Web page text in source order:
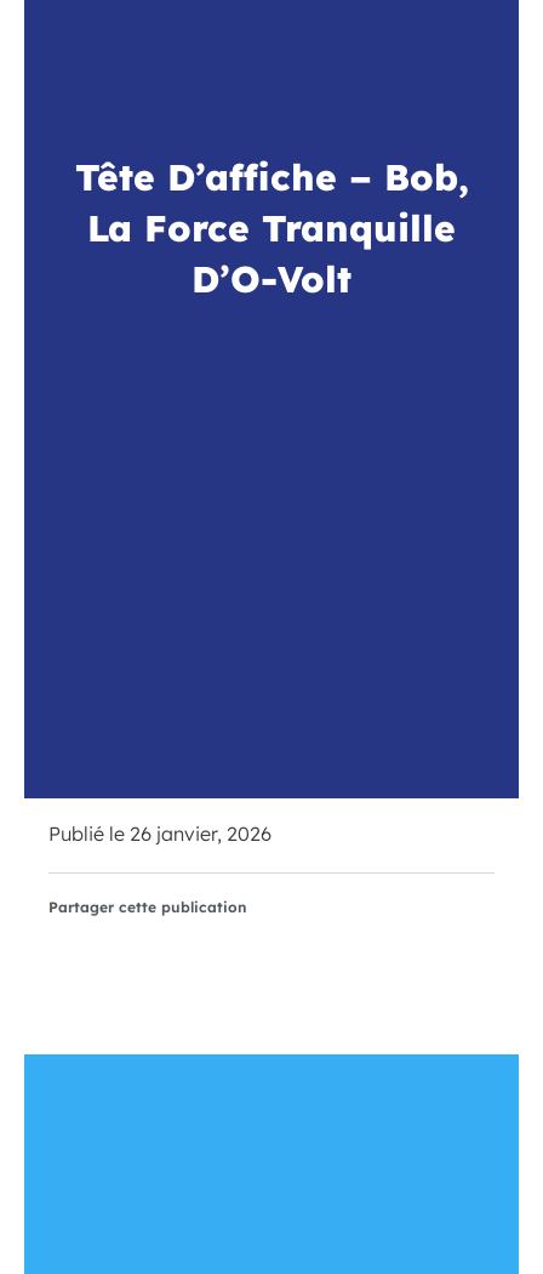
Tête D’affiche – Bob,
La Force Tranquille
D’O-Volt
Publié le 26 janvier, 2026
Partager cette publication